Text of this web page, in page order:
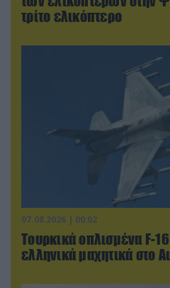
τρίτο ελικόπτερο
07.08.2026 | 00:02
Τουρκικά οπλισμένα F-
ελληνικά μαχητικά στο